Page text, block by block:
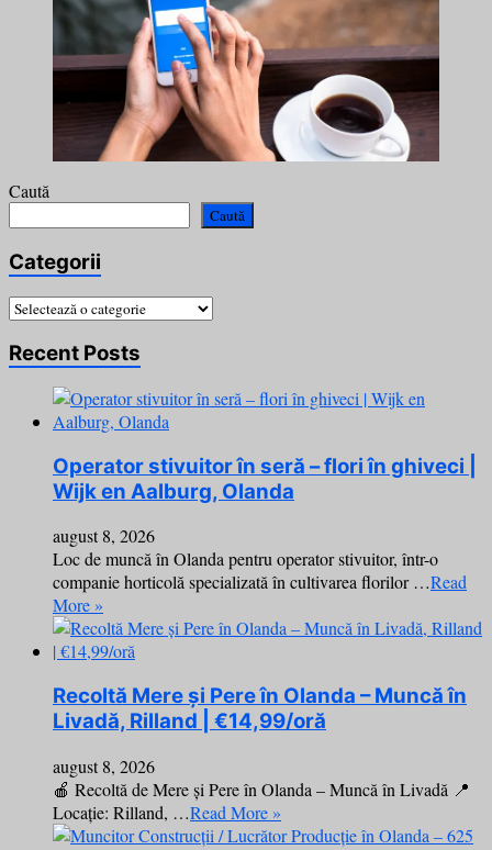
Caută
Caută
Categorii
Categorii
Recent Posts
Operator stivuitor în seră – flori în ghiveci |
Wijk en Aalburg, Olanda
august 8, 2026
Loc de muncă în Olanda pentru operator stivuitor, într-o
companie horticolă specializată în cultivarea florilor …Read
More »
Recoltă Mere și Pere în Olanda – Muncă în
Livadă, Rilland | €14,99/oră
august 8, 2026
🍎 Recoltă de Mere și Pere în Olanda – Muncă în Livadă 📍
Locație: Rilland, …Read More »